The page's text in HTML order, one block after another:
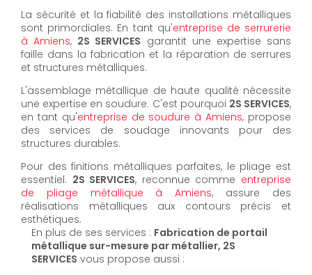
La sécurité et la fiabilité des installations métalliques
sont primordiales. En tant qu'entreprise de serrurerie
à Amiens, 2S SERVICES garantit une expertise sans
faille dans la fabrication et la réparation de serrures
et structures métalliques.
L'assemblage métallique de haute qualité nécessite
une expertise en soudure. C'est pourquoi 2S SERVICES,
en tant qu'entreprise de soudure à Amiens, propose
des services de soudage innovants pour des
structures durables.
Pour des finitions métalliques parfaites, le pliage est
essentiel. 2S SERVICES, reconnue comme entreprise
de pliage métallique à Amiens, assure des
réalisations métalliques aux contours précis et
esthétiques.
En plus de ses services : Fabrication de portail
métallique sur-mesure par métallier, 2S
SERVICES vous propose aussi :